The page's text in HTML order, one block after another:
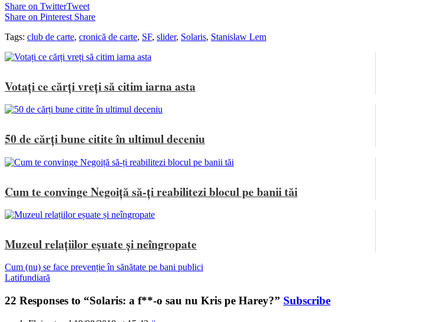
Share on TwitterTweet
Share on Pinterest Share
Tags: club de carte, cronică de carte, SF, slider, Solaris, Stanislaw Lem
Votați ce cărți vreți să citim iarna asta
50 de cărți bune citite în ultimul deceniu
Cum te convinge Negoiță să-ți reabilitezi blocul pe banii tăi
Muzeul relațiilor eșuate și neîngropate
Cum (nu) se face prevenție în sănătate pe bani publici
Latifundiară
22 Responses to “Solaris: a f**-o sau nu Kris pe Harey?” Subscribe